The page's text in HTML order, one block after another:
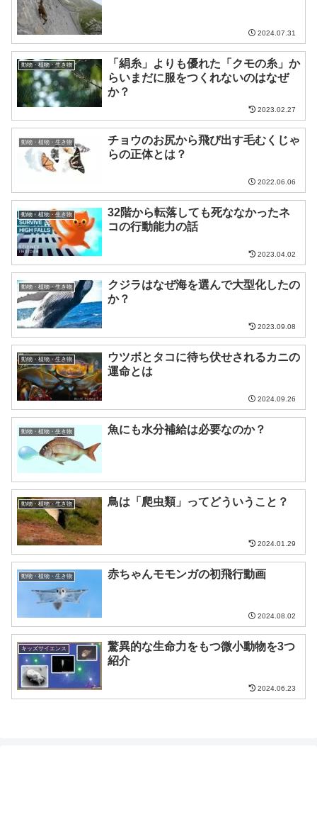
2024.07.31
動物・植物・生き物
「絹糸」よりも優れた「クモの糸」か
らいまだに服をつくれないのはなぜ
か？
2023.02.27
動物・植物・生き物
チョウのお尻から飛び出す毛むくじゃ
らの正体とは？
2022.06.06
動物・植物・生き物
32階から転落しても死ななかったネ
コの行動能力の話
2023.04.02
動物・植物・生き物
クジラはなぜ海を選んで大型化したの
か？
2023.09.08
動物・植物・生き物
ウツボとタコに待ち伏せされるカニの
運命とは
2024.09.26
動物・植物・生き物 魚にも水分補給は必要なのか？
動物・植物・生き物 鳥は「爬虫類」ってどういうこと？
2024.01.29
動物・植物・生き物 赤ちゃんモモンガの初飛行動画
2024.08.02
キッズサイエンス
驚異的な生命力をもつ微小動物を3つ
紹介
2024.06.23